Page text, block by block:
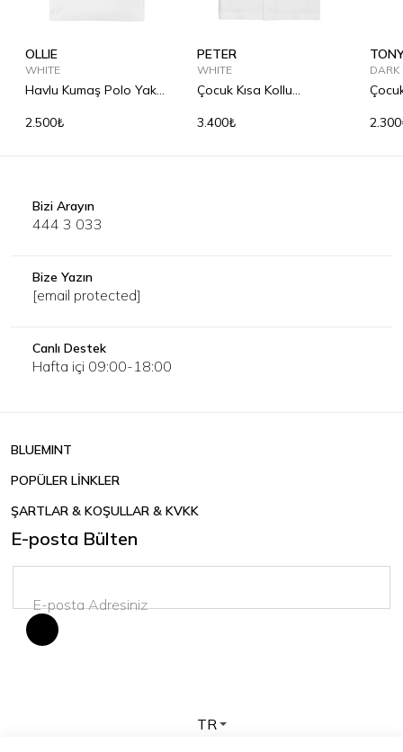
OLLIE
WHITE
Havlu Kumaş Polo Yaka
2.500₺
PETER
WHITE
Çocuk Kısa Kollu
Gömlek
3.400₺
DARK
Bizi Arayın
444 3 033
Bize Yazın
[email protected]
Canlı Destek
Hafta içi 09:00-18:00
BLUEMINT
POPÜLER LİNKLER
ŞARTLAR & KOŞULLAR & KVKK
E-posta Bülten
TR